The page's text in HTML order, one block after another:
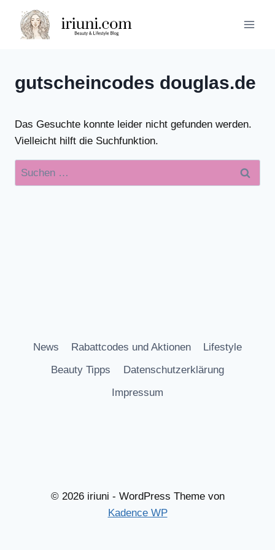
Inhalt
springen
gutscheincodes douglas.de
Das Gesuchte konnte leider nicht gefunden werden.
Vielleicht hilft die Suchfunktion.
Suchen
nach:
News Rabattcodes und Aktionen
Lifestyle
Beauty Tipps
Datenschutzerklärung
Impressum
© 2026 iriuni - WordPress Theme von
Kadence WP